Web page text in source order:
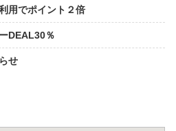
用でポイント２倍
DEAL30％
せ